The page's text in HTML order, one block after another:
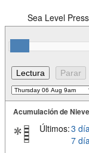
Sea Level
Acumulación de Nieve
Últimos:3
7